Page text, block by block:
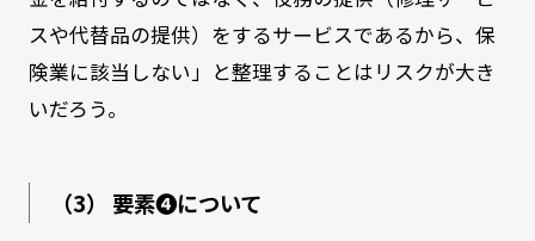
スや代替品の提供）をするサービスであるから、保
険業に該当しない」と整理することはリスクが大き
いだろう。
（3） 要素❹について